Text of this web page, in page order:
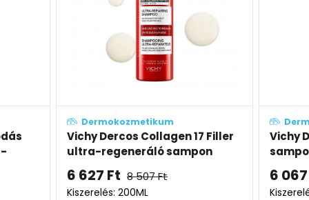
Filler
Dermokozmetikum
Vichy Dercos Mineral Soft
sampon
6 067Ft
Kiszerelés: 200ML
8